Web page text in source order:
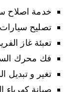
خدمة اصلاح
تصليح
تعبئة غاز
فك محرك
تغير و تبديل
صيانة كهرباء